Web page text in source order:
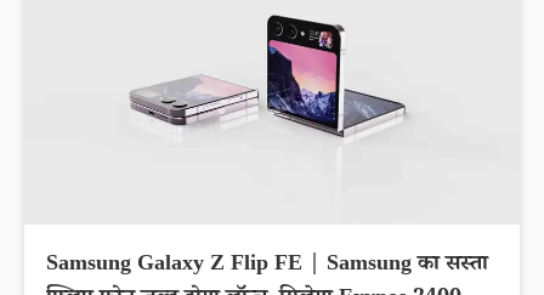
Samsung Galaxy Z Flip FE | Samsung का सस्ता